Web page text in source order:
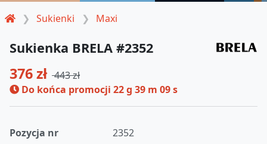
Sukienki Maxi
Sukienka BRELA #2352
376 zł 443 zł
Do końca promocji 22 g 39 m 09 s
Pozycja nr
2352